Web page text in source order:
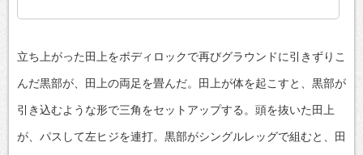
立ち上がった田上をボディロックで再びグラウンドに引きずりこ
んだ黒部が、田上の両足を畳んだ。田上が体を起こすと、黒部が
引き込むような形で三角をセットアップする。頭を抜いた田上
が、パスして左ヒジを連打。黒部がシングルレッグで組むと、田